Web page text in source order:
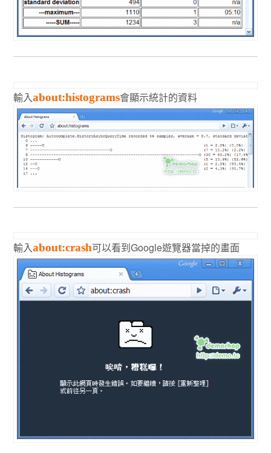
輸入about:histograms會顯示統計的資料
輸入about:crash可以看到Google遊覽器當掉的畫面